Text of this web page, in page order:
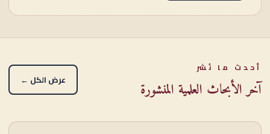
أحدث ما نُشر
آخر الأبحاث العلمية المنشورة عرض الكل ←